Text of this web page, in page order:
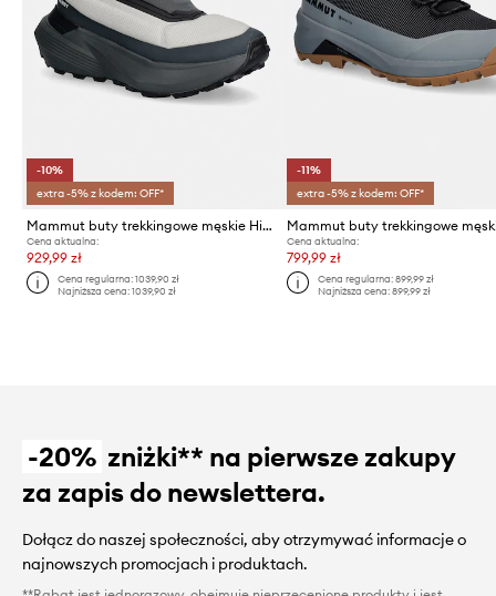
-10%
extra -5% z kodem: OFF*
Mammut buty trekkingowe męskie Hiking Patrol x Mammut Aenergy Ultra Low
Cena aktualna:
929,99 zł
Cena regularna:1039,90 zł
Najniższa cena:1039,90 zł
-11%
extra -5% z kodem: OFF*
Cena aktualna:
799,99 zł
Cena regularna: 899,99 zł
Najniższa cena: 899,99 zł
-20% zniżki** na pierwsze zakupy
za zapis do newslettera.
Dołącz do naszej społeczności, aby otrzymywać informacje o
najnowszych promocjach i produktach.